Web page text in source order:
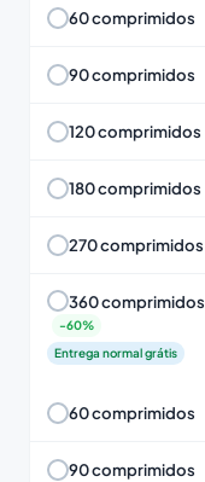
60 comprimidos
90 comprimidos
120 comprimidos
180 comprimidos
270 comprimidos
360 comprimidos
Entrega normal grátis
60 comprimidos
90 comprimidos